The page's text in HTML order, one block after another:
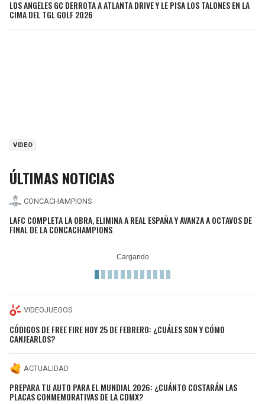
LOS ANGELES GC DERROTA A ATLANTA DRIVE Y LE PISA LOS TALONES EN LA
CIMA DEL TGL GOLF 2026
VIDEO
ÚLTIMAS NOTICIAS
CONCACHAMPIONS
LAFC COMPLETA LA OBRA, ELIMINA A REAL ESPAÑA Y AVANZA A OCTAVOS DE
FINAL DE LA CONCACHAMPIONS
VIDEOJUEGOS
CÓDIGOS DE FREE FIRE HOY 25 DE FEBRERO: ¿CUÁLES SON Y CÓMO
CANJEARLOS?
ACTUALIDAD
PREPARA TU AUTO PARA EL MUNDIAL 2026: ¿CUÁNTO COSTARÁN LAS
PLACAS CONMEMORATIVAS DE LA CDMX?